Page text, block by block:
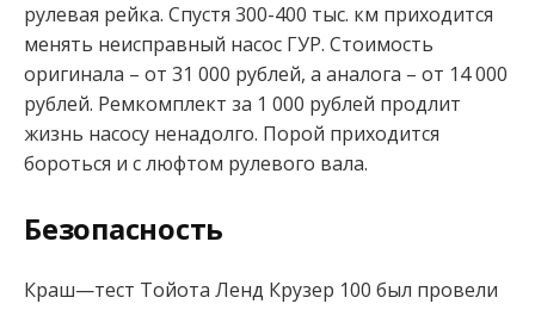
рулевая рейка. Спустя 300-400 тыс. км приходится
менять неисправный насос ГУР. Стоимость
оригинала – от 31 000 рублей, а аналога – от 14 000
рублей. Ремкомплект за 1 000 рублей продлит
жизнь насосу ненадолго. Порой приходится
бороться и с люфтом рулевого вала.
Безопасность
Краш—тест Тойота Ленд Крузер 100 был провели